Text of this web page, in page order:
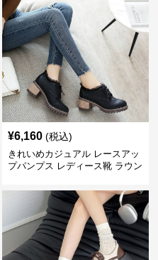
¥6,160 (税込)
きれいめカジュアル レースアッ
プパンプス レディース靴 ラウン
上品 カジュアルシューズ